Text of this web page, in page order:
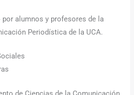
por alumnos y profesores de la
Periodística de la UCA.